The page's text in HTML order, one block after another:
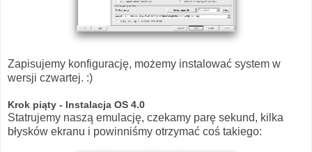
Zapisujemy konfigurację, możemy instalować system w
wersji czwartej. :)
Krok piąty - Instalacja OS 4.0
Statrujemy naszą emulację, czekamy parę sekund, kilka
błysków ekranu i powinniśmy otrzymać coś takiego: